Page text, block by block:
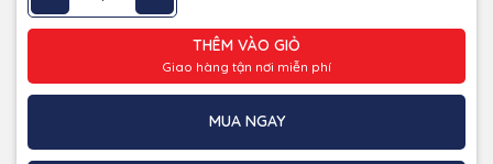
THÊM VÀO GIỎ
Giao hàng tận nơi miễn phí
MUA NGAY